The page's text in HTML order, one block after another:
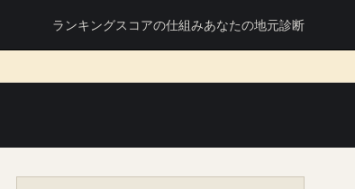
ランキングスコアの仕組みあなたの地元診断